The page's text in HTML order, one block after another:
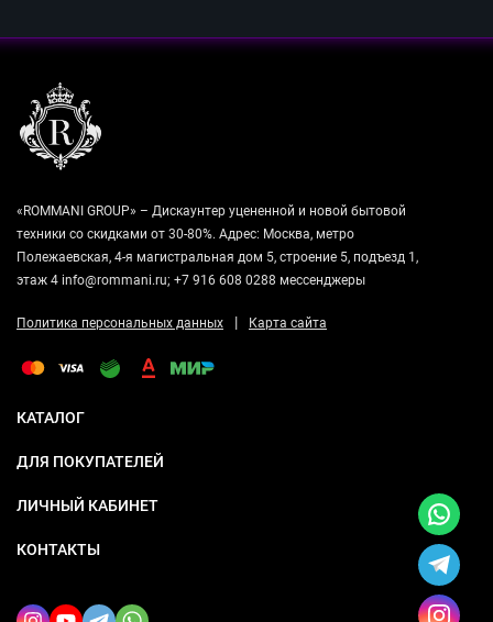
«ROMMANI GROUP» – Дискаунтер уцененной и новой бытовой
техники со скидками от 30-80%. Адрес: Москва, метро
Полежаевская, 4-я магистральная дом 5, строение 5, подъезд 1,
этаж 4 info@rommani.ru; +7 916 608 0288 мессенджеры
Политика персональных данных | Карта сайта
КАТАЛОГ
ДЛЯ ПОКУПАТЕЛЕЙ
ЛИЧНЫЙ КАБИНЕТ
КОНТАКТЫ